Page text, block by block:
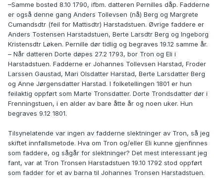
–Samme bosted 8.10 1790, ifbm. datteren Pernilles dåp. Fadderne
er også denne gang Anders Tollevsen (nå) Berg og Margrete
Cumandsdtr (feil for Mattisdtr) Harstadstuen. Øvrige faddere er
Anders Tostensen Harstadstuen, Berte Larsdtr Berg og Ingeborg
Kristensdtr Løken. Pernille dør tidlig og begraves 19.12 samme år.
– Når datteren Dorte døpes 27.2 1793, bor Tron og Eli i
Harstadstuen. Fadderne er Johannes Tollevsen Harstad, Froder
Larssen Gaustad, Mari Olsdatter Harstad, Berte Larsdatter Berg
og Anne Jørgensdatter Harstad. I folketellingen 1801 er hun
feilaktig oppført som Marte Tronsdatter. Dorte Trondsdatter dør i
Frenningstuen, i en alder av bare åtte år og noen uker. Hun
begraves 9.12 1801.
Tilsynelatende var ingen av fadderne slektninger av Tron, så jeg
skiftet innfallsmetode. Hva om Tron og/eller Eli kunne gjenfinnes
som faddere, og sågår for slektninger? Det mest interessant jeg
fant, var at Tron Tronsen Harstadstuen 19.10 1792 stod oppført
som fadder for et av barna til Johannes Tronsen Harstadstuen.